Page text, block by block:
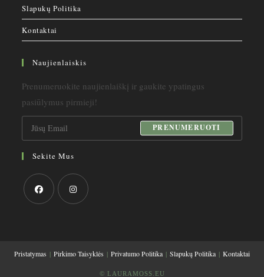
Slapukų Politika
Kontaktai
Naujienlaiskis
Prenumeruokite naujienlaiškį ir gaukite ypatingus
pasiūlymus pirmieji!
PRENUMERUOTI
Sekite Mus
new
new
Pristatymas Pirkimo Taisyklės Privatumo Politika Slapukų Politika Kontaktai
© LAURAMOSS.EU